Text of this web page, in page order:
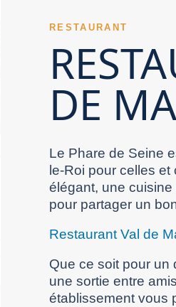
RESTAURANT
DE
Le Phare de Seine
le-Roi pour celles
élégant, une
pour partager un
Restaurant Val de
Que ce soit pour un
une sortie entre
établissement vous